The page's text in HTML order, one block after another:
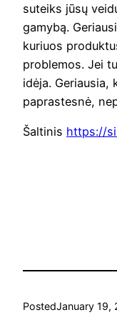
suteiks jūsų
gamybą.
kuriuos
problemos. Jei
idėja. Geriausia,
paprastesnė,
Šaltinis https://
PostedJanuary 19,